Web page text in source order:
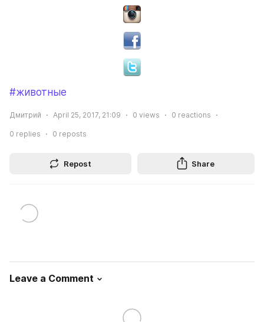
#животные
Дмитрий April 25, 2017, 21:09 0 views 0 reactions
0 replies 0 reposts
Repost Share
Leave a Comment